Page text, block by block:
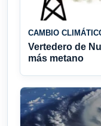
CAMBIO
Vertedero de
más metano